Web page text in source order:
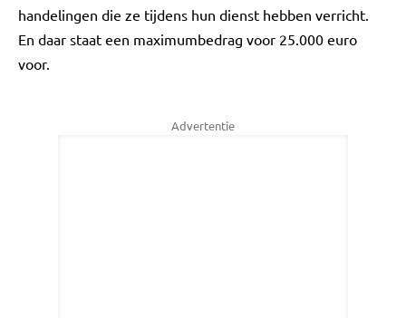
handelingen die ze tijdens hun dienst hebben verricht.
En daar staat een maximumbedrag voor 25.000 euro
voor.
Advertentie